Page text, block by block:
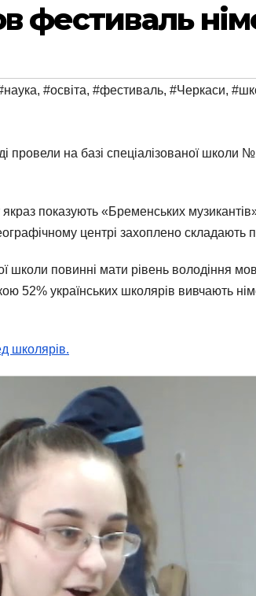
фестиваль
, #освіта, #фестиваль, #Черкаси,
провели на базі спеціалізованої школи
показують «Бременських
центрі захоплено складають
школи повинні мати рівень володіння
52% українських школярів вивчають
школярів.